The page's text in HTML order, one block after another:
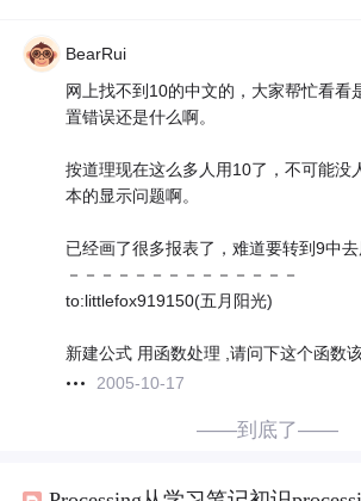
BearRui
网上找不到10的中文的，大家帮忙看看
置错误还是什么啊。
按道理现在这么多人用10了，不可能没
本的显示问题啊。
已经画了很多报表了，难道要转到9中去
－－－－－－－－－－－－－－
to:littlefox919150(五月阳光)
新建公式 用函数处理 ,请问下这个函数
2005-10-17
——到底了——